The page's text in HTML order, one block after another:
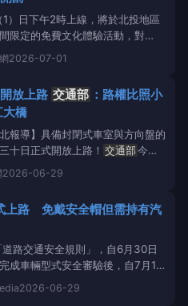
）日下午2時上線，將於北投地區
限定的免費文化體驗活動，對
現行公路法沒開放機車作為營運載
就是違法，政府不允許機車從事商
證實，此次期間限定免費
2026-07-01
放上路 交通部 ：路權比照小
大橋
報導】具備封閉式車室與方向盤的
十日正式開放上路！ 交通部今日
的路權比照小型車，但嚴禁行駛高
且不得行駛機車專用道，這意味著
道路交通安全規則」修正
2026-06-29
上路 免戴安全帽但需持有汽
道路交通安全規則」，自6月30日
成車輛型式安全審驗後，自7月1
時，路權比照小型車，可停放於小
2026-06-29